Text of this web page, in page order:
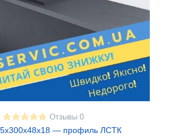
Отзывы 0
— профиль ЛСТК